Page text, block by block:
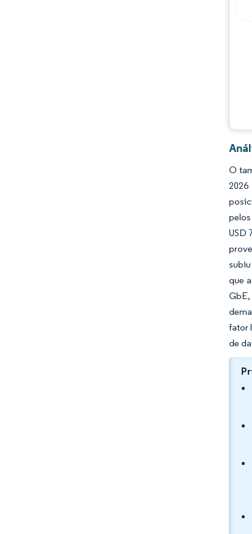
O
USD
que
fator
de